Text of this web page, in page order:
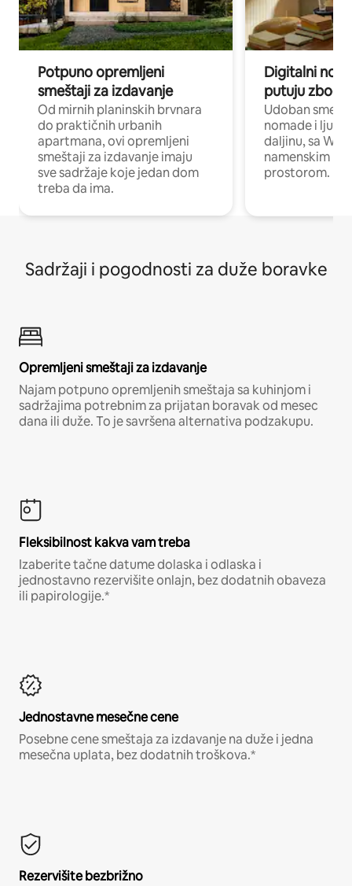
Potpuno opremljeni
smeštaji za izdavanje
Od mirnih planinskih brvnara
do praktičnih urbanih
apartmana, ovi opremljeni
smeštaji za izdavanje imaju
sve sadržaje koje jedan dom
treba da ima.
Digitalni
putuju zbog
Udoban
nomade i ljude
daljinu, sa Wi-
namenskim
prostorom.
Sadržaji i pogodnosti za duže boravke
Opremljeni smeštaji za izdavanje
Najam potpuno opremljenih smeštaja sa kuhinjom i
sadržajima potrebnim za prijatan boravak od mesec
dana ili duže. To je savršena alternativa podzakupu.
Fleksibilnost kakva vam treba
Izaberite tačne datume dolaska i odlaska i
jednostavno rezervišite onlajn, bez dodatnih obaveza
ili papirologije.*
Jednostavne mesečne cene
Posebne cene smeštaja za izdavanje na duže i jedna
mesečna uplata, bez dodatnih troškova.*
Rezervišite bezbrižno